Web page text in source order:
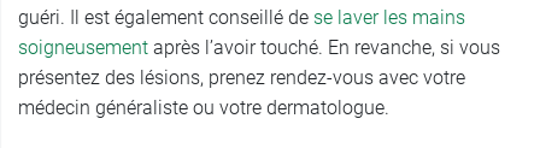
guéri. Il est également conseillé de se laver les mains
soigneusement après l’avoir touché. En revanche, si vous
présentez des lésions, prenez rendez-vous avec votre
médecin généraliste ou votre dermatologue.